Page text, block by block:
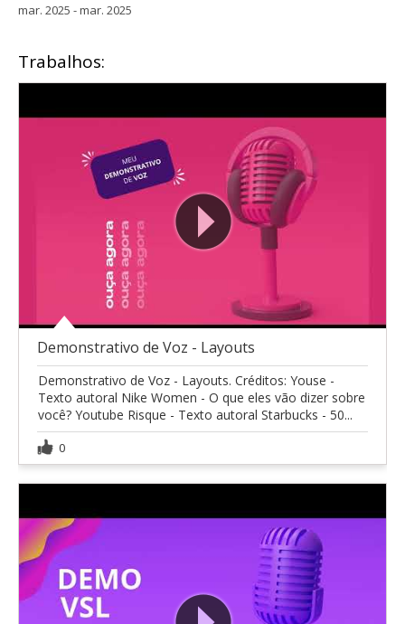
mar. 2025 - mar. 2025
Trabalhos:
Demonstrativo de Voz - Layouts
Demonstrativo de Voz - Layouts. Créditos: Youse -
Texto autoral Nike Women - O que eles vão dizer sobre
você? Youtube Risque - Texto autoral Starbucks - 50...
0